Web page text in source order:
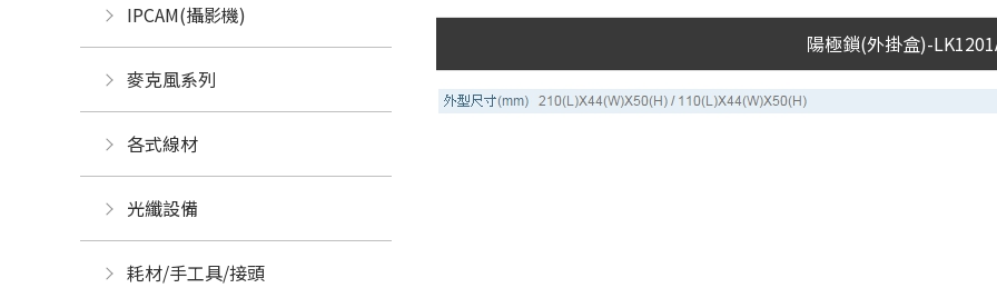
IPCAM(攝影機)
麥克風系列
各式線材
光纖設備
耗材/手工具/接頭
陽極鎖(外掛盒)-